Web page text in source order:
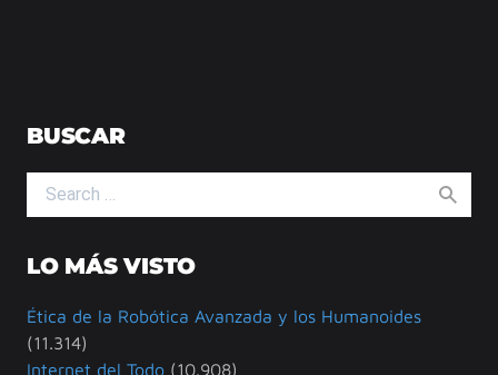
BUSCAR
Search for:
LO MÁS VISTO
Ética de la Robótica Avanzada y los Humanoides
(11.314)
Internet del Todo (10.908)